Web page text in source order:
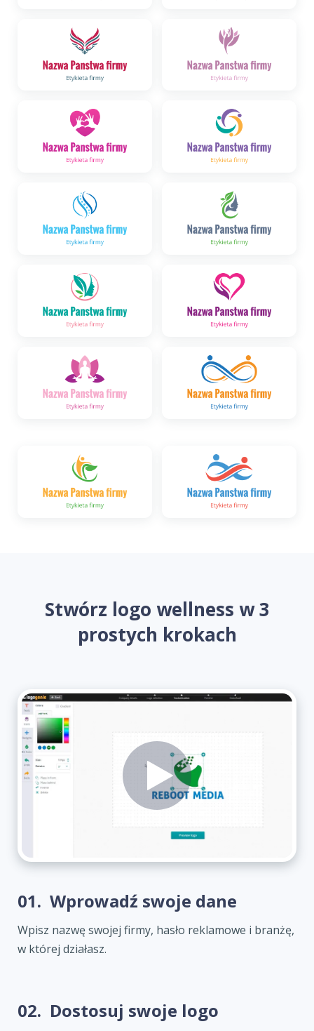
Stwórz logo wellness w 3
prostych krokach
01. Wprowadź swoje dane
Wpisz nazwę swojej firmy, hasło reklamowe i branżę,
w której działasz.
02. Dostosuj swoje logo